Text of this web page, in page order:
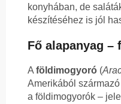
konyhában, de
készítéséhez is jól
Fő alapanyag –
A földimogyoró (
Amerikából
a földimogyorók –